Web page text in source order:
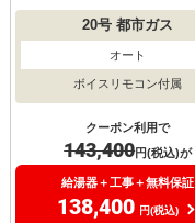
20号 都市ガス
オート
ボイスリモコン付属
クーポン利用で
143,400円(税込)が
給湯器＋工事＋無料保証
138,400 円(税込)